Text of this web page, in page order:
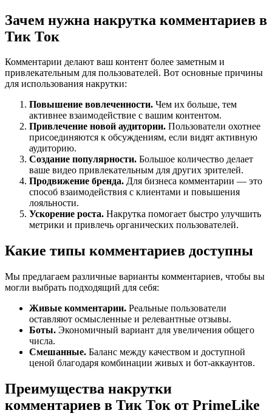
Зачем нужна накрутка комментариев в
Тик Ток
Комментарии делают ваш контент более заметным и
привлекательным для пользователей. Вот основные причины
для использования накрутки:
Повышение вовлеченности. Чем их больше, тем
активнее взаимодействие с вашим контентом.
Привлечение новой аудитории. Пользователи охотнее
присоединяются к обсуждениям, если видят активную
аудиторию.
Создание популярности. Большое количество делает
ваше видео привлекательным для других зрителей.
Продвижение бренда. Для бизнеса комментарии — это
способ взаимодействия с клиентами и повышения
лояльности.
Ускорение роста. Накрутка помогает быстро улучшить
метрики и привлечь органических пользователей.
Какие типы комментариев доступны
Мы предлагаем различные варианты комментариев, чтобы вы
могли выбрать подходящий для себя:
Живые комментарии. Реальные пользователи
оставляют осмысленные и релевантные отзывы.
Боты. Экономичный вариант для увеличения общего
числа.
Смешанные. Баланс между качеством и доступной
ценой благодаря комбинации живых и бот-аккаунтов.
Преимущества накрутки
комментариев в Тик Ток от PrimeLike